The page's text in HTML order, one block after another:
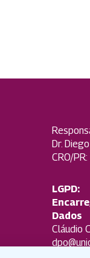
Dr.
CRO/
LGPD:
Dados
Cláudio